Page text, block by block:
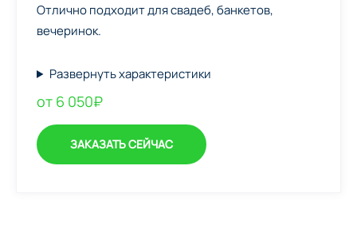
Отлично подходит для свадеб, банкетов,
вечеринок.
Развернуть характеристики
от 6 050₽
ЗАКАЗАТЬ СЕЙЧАС